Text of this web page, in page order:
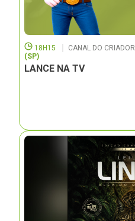
18H15 CANAL DO
(SP)
LANCE NA TV